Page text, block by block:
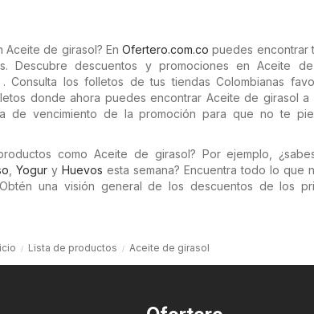
Aceite de girasol? EnOfertero.com.co puedes encontrar
Descubre descuentos y promociones en Aceite
Consulta los folletos de tus tiendas Colombianas
donde ahora puedes encontrar Aceite de girasol a
de vencimiento de la promoción para que no te
como Aceite de girasol? Por ejemplo,
, Yogur y Huevos esta semana? Encuentra todo lo que
una visión general de los descuentos de los
Lista de productos Aceite de girasol